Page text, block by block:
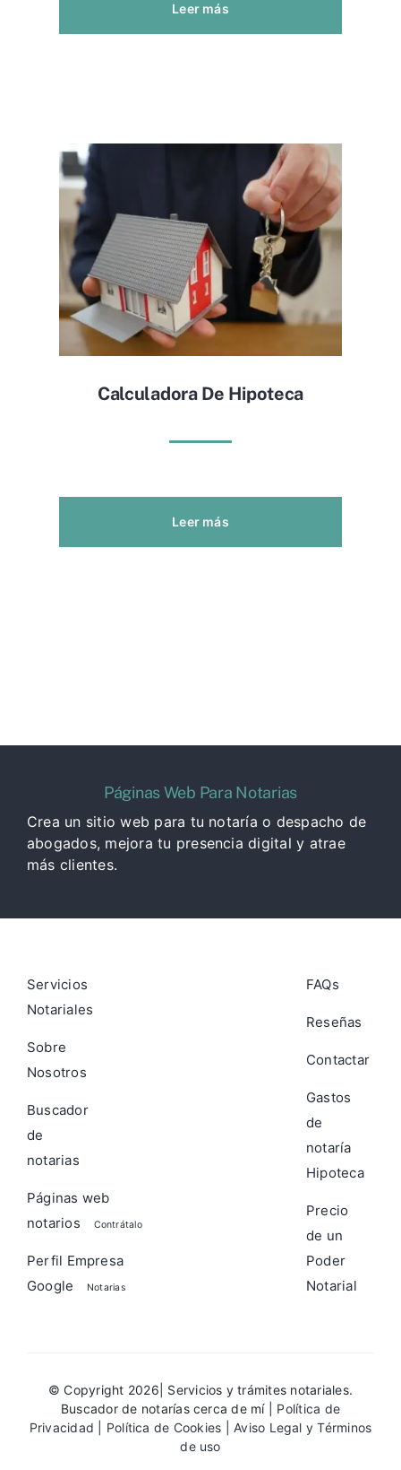
Leer más
Calculadora De Hipoteca
Leer más
Páginas Web Para Notarias
Crea un sitio web para tu notaría o despacho de
abogados, mejora tu presencia digital y atrae
más clientes.
Servicios
Notariales
Sobre
Nosotros
Buscador
de
notarias
Páginas web
notarios
Contrátalo
Perfil Empresa
Google
Notarias
FAQs
Reseñas
Contactar
Gastos
de
notaría
Hipoteca
Precio
de un
Poder
Notarial
© Copyright 2026| Servicios y trámites notariales.
Buscador de notarías cerca de mí | Política de
Privacidad
Política de Cookies |Aviso Legal y Términos
de uso